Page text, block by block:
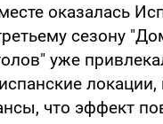
оказалась
сезону
уже
локации,
что эффект